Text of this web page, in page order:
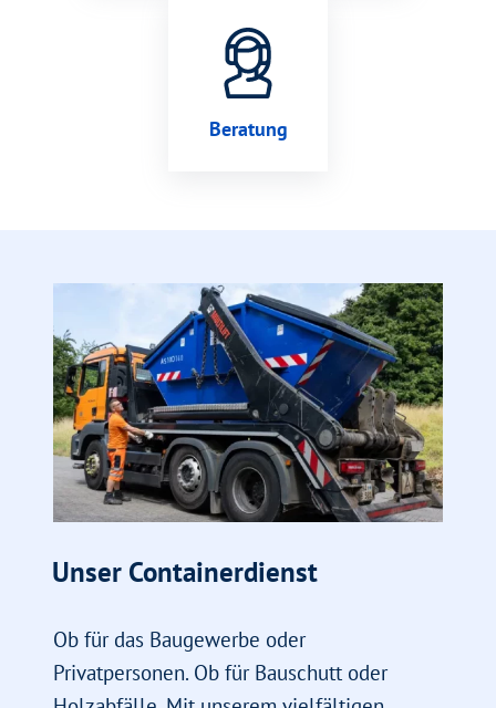
Beratung
Unser Containerdienst
Ob für das Baugewerbe oder
Privatpersonen. Ob für Bauschutt oder